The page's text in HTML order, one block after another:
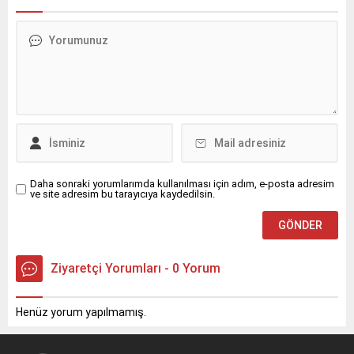
kesmeden devam ediyor.
Daha sonraki yorumlarımda kullanılması için adım, e-posta adresim
ve site adresim bu tarayıcıya kaydedilsin.
Ziyaretçi Yorumları - 0 Yorum
Henüz yorum yapılmamış.